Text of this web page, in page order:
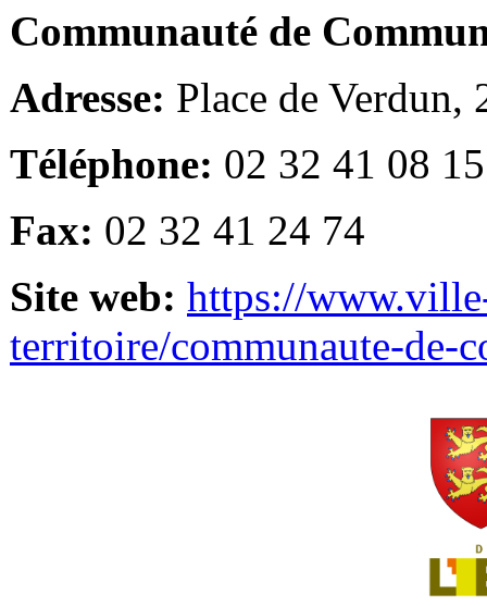
Communauté de
Adresse: Place de Verdun,
Téléphone: 02 32 41 08 15
Fax: 02 32 41 24 74
Site web: https://
territoire/communaute-de-